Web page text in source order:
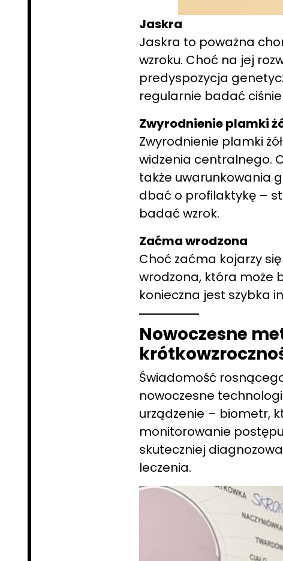
Jaskra
Jaskra to poważna
wzroku. Choć na jej
predyspozycja
regularnie badać
Zwyrodnienie plamki
Zwyrodnienie plamki
widzenia centralnego.
także uwarunkowania
dbać o profilaktykę –
badać wzrok.
Zaćma wrodzona
Choć zaćma kojarzy
wrodzona, która może
konieczna jest szybka
Nowoczesne
Świadomość
nowoczesne
urządzenie – biometr,
monitorowanie
skuteczniej
leczenia.